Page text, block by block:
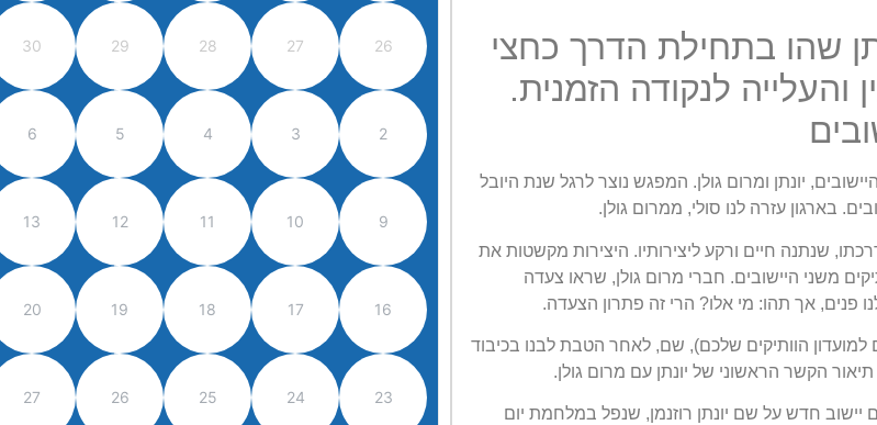
שהו בתחילת הדרך כחצי
והעלייה לנקודה הזמנית.
יונתן ומרום גולן. המפגש נוצר לרגל שנת היובל
בארגון עזרה לנו סולי, ממרום גולן.
שנתנה חיים ורקע ליצירותיו. היצירות מקשטות את
משני היישובים. חברי מרום גולן, שראו צעדה
פנים, אך תהו: מי אלו? הרי זה פתרון הצעדה.
הוותיקים שלכם), שם, לאחר הטבת לבנו בכיבוד
תיאור הקשר הראשוני של יונתן עם מרום גולן.
יישוב חדש על שם יונתן רוזנמן, שנפל במלחמת יום
26
27
28
29
30
2
3
4
5
6
9
10
11
12
13
16
17
18
19
20
23
24
25
26
27